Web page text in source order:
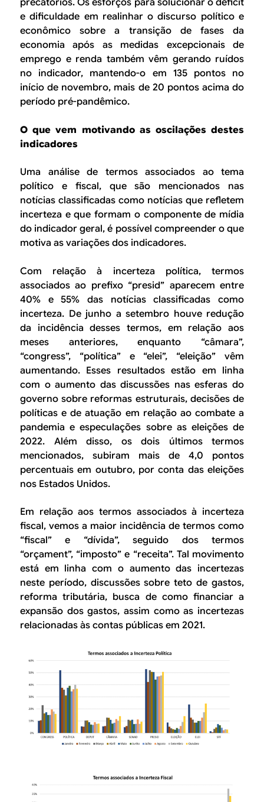
e dificuldade em realinhar o discurso político e
econômico sobre a transição de fases da
economia após as medidas excepcionais de
emprego e renda também vêm gerando ruídos
no indicador, mantendo-o em 135 pontos no
início de novembro, mais de 20 pontos acima do
período pré-pandêmico.
O que vem motivando as oscilações destes
indicadores
Uma análise de termos associados ao tema
político e fiscal, que são mencionados nas
notícias classificadas como notícias que refletem
incerteza e que formam o componente de mídia
do indicador geral, é possível compreender o que
motiva as variações dos indicadores.
Com relação à incerteza política, termos
associados ao prefixo “presid” aparecem entre
40% e 55% das notícias classificadas como
incerteza. De junho a setembro houve redução
da incidência desses termos, em relação aos
meses anteriores, enquanto “câmara”,
“congress”, “política” e “elei”, “eleição” vêm
aumentando. Esses resultados estão em linha
com o aumento das discussões nas esferas do
governo sobre reformas estruturais, decisões de
políticas e de atuação em relação ao combate a
pandemia e especulações sobre as eleições de
2022. Além disso, os dois últimos termos
mencionados, subiram mais de 4,0 pontos
percentuais em outubro, por conta das eleições
nos Estados Unidos.
Em relação aos termos associados à incerteza
fiscal, vemos a maior incidência de termos como
“fiscal” e “dívida”, seguido dos termos
“orçament”, “imposto” e “receita”. Tal movimento
está em linha com o aumento das incertezas
neste período, discussões sobre teto de gastos,
reforma tributária, busca de como financiar a
expansão dos gastos, assim como as incertezas
relacionadas às contas públicas em 2021.